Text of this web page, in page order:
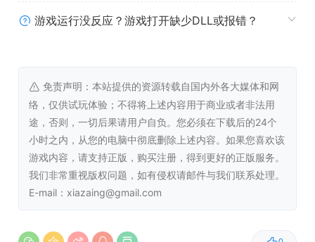
存储空间:需要 500 MB 可用空间
操作系统:Windows 10+
处理器:
Intel Core i5-3470, 3.2 GHzorAMD
FX-6300, 3.5 GHz
内存:8 GB RAM
DirectX 版本:11
存储空间:需要 500 MB 可用空间
游戏运行没反应？游戏打开缺少DLL或报错？
免责声明：本站提供的资源转载自国内外各大媒体和网
络，仅供试玩体验；不得将上述内容用于商业或者非法用
途，否则，一切后果请用户自负。您必须在下载后的24个
小时之内，从您的电脑中彻底删除上述内容。如果您喜欢该
游戏内容，请支持正版，购买注册，得到更好的正版服务。
我们非常重视版权问题，如有侵权请邮件与我们联系处理。
E-mail：xiazaing@gmail.com